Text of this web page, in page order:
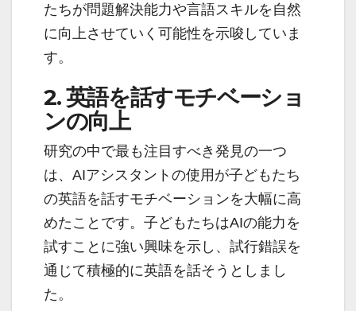
たちが問題解決能力や言語スキルを自然
に向上させていく可能性を示唆していま
す。
2. 英語を話すモチベーショ
ンの向上
研究の中で最も注目すべき発見の一つ
は、AIアシスタントの使用が子どもたち
の英語を話すモチベーションを大幅に高
めたことです。子どもたちはAIの能力を
試すことに強い興味を示し、試行錯誤を
通じて積極的に英語を話そうとしまし
た。